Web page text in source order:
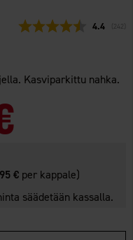
4.4 äänet:
242
Kasviparkittu nahka.
€ per kappale)
säädetään kassalla.